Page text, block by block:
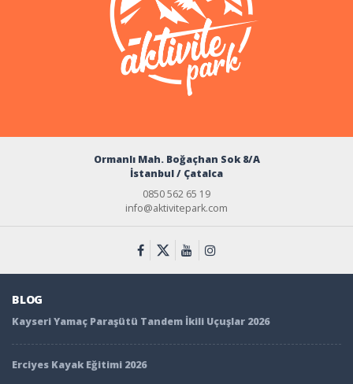
Ormanlı Mah. Boğaçhan Sok 8/A
İstanbul / Çatalca
0850 562 65 19
info@aktivitepark.com
BLOG
Kayseri Yamaç Paraşütü Tandem İkili Uçuşlar 2026
Erciyes Kayak Eğitimi 2026